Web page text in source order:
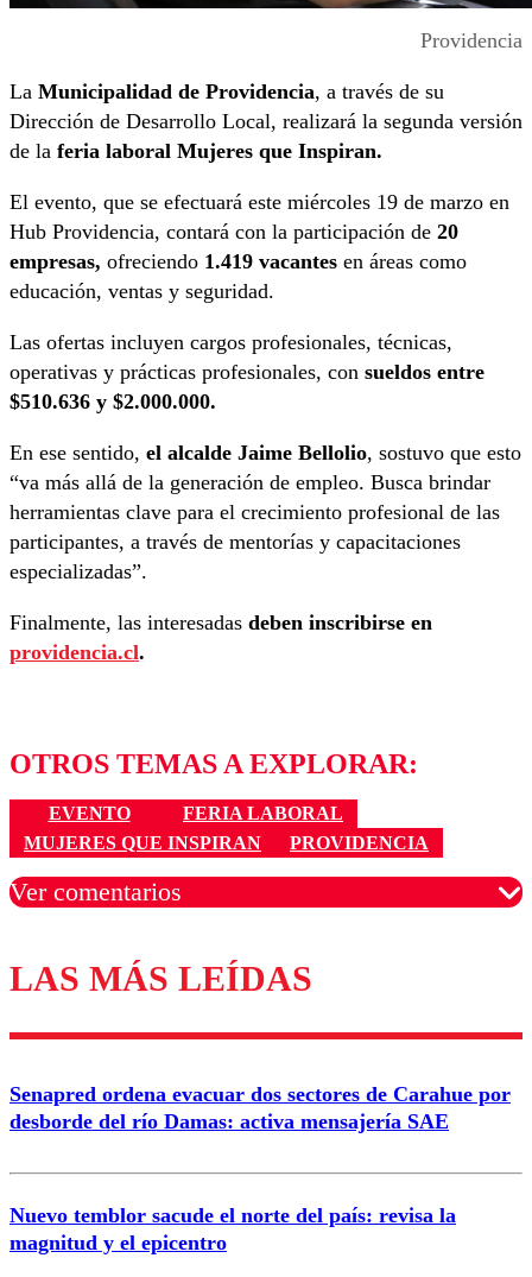
Providencia
La Municipalidad de Providencia, a través de su
Dirección de Desarrollo Local, realizará la segunda versión
de la feria laboral Mujeres que Inspiran.
El evento, que se efectuará este miércoles 19 de marzo en
Hub Providencia, contará con la participación de 20
empresas, ofreciendo 1.419 vacantes en áreas como
educación, ventas y seguridad.
Las ofertas incluyen cargos profesionales, técnicas,
operativas y prácticas profesionales, con sueldos entre
$510.636 y $2.000.000.
En ese sentido, el alcalde Jaime Bellolio, sostuvo que esto
“va más allá de la generación de empleo. Busca brindar
herramientas clave para el crecimiento profesional de las
participantes, a través de mentorías y capacitaciones
especializadas”.
Finalmente, las interesadas deben inscribirse en
providencia.cl.
OTROS TEMAS A EXPLORAR:
EVENTO
FERIA LABORAL
MUJERES QUE INSPIRAN
PROVIDENCIA
Ver comentarios
Los comentarios son moderados para garantizar un
diálogo respetuoso.
Nombre
Correo
LAS MÁS LEÍDAS
Senapred ordena evacuar dos sectores de Carahue por
desborde del río Damas: activa mensajería SAE
Nuevo temblor sacude el norte del país: revisa la
magnitud y el epicentro